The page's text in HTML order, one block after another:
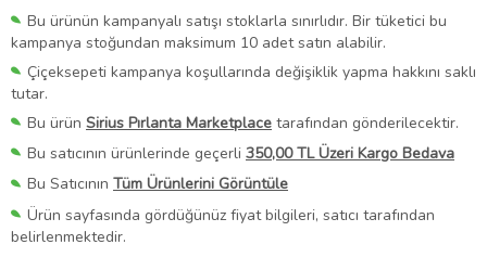
Bu ürünün kampanyalı satışı stoklarla sınırlıdır. Bir tüketici bu
kampanya stoğundan maksimum 10 adet satın alabilir.
Çiçeksepeti kampanya koşullarında değişiklik yapma hakkını saklı
tutar.
Bu ürün Sirius Pırlanta Marketplace tarafından gönderilecektir.
Bu satıcının ürünlerinde geçerli 350,00 TL Üzeri Kargo Bedava
Bu Satıcının Tüm Ürünlerini Görüntüle
Ürün sayfasında gördüğünüz fiyat bilgileri, satıcı tarafından
belirlenmektedir.